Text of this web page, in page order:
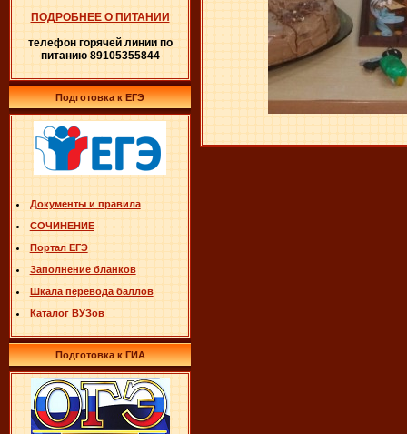
ПОДРОБНЕЕ О ПИТАНИИ
телефон горячей линии по
питанию 89105355844
Подготовка к ЕГЭ
Документы и правила
СОЧИНЕНИЕ
Портал ЕГЭ
Заполнение бланков
Шкала перевода баллов
Каталог ВУЗов
Подготовка к ГИА